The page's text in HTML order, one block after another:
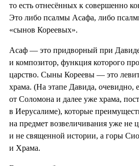
то есть отнесённых к совершенно
Это либо псалмы Асафа, либо
«сынов Кореевых».
Асаф — это придворный при
и композитор, функция которого
царство. Сыны Кореевы — это
храма. (На этапе Давида, очевидно,
от Соломона и далее уже храма,
в Иерусалиме), которые
на предмет возвеличивания уже не
и не священной истории, а горы
и Храма.